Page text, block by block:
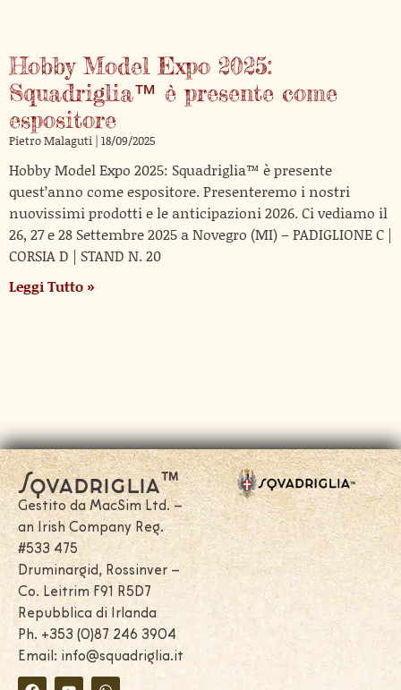
Hobby Model Expo 2025:
Squadriglia™ è presente come
espositore
Pietro Malaguti 18/09/2025
Hobby Model Expo 2025: Squadriglia™ è presente
quest’anno come espositore. Presenteremo i nostri
nuovissimi prodotti e le anticipazioni 2026. Ci vediamo il
26, 27 e 28 Settembre 2025 a Novegro (MI) – PADIGLIONE C |
CORSIA D | STAND N. 20
Leggi Tutto »
Squadriglia™
Gestito da MacSim Ltd. –
an Irish Company Reg.
#533 475
Druminargid, Rossinver –
Co. Leitrim F91 R5D7
Repubblica di Irlanda
Ph. +353 (0)87 246 3904
Email: info@squadriglia.it